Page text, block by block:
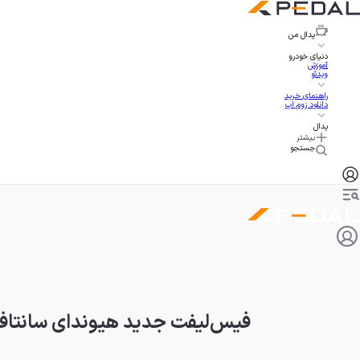
پدال من
دنیای خودرو
آموزش
ویدئو
راهنمای خرید
دانلود زوم اپ
پدال
بیشتر
جستجو
فیس‌لیفت جدید هیوندای